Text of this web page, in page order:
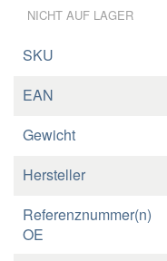
NICHT AUF LAGER
SKU
EAN
Gewicht
Hersteller
Referenznummer(n)
OE